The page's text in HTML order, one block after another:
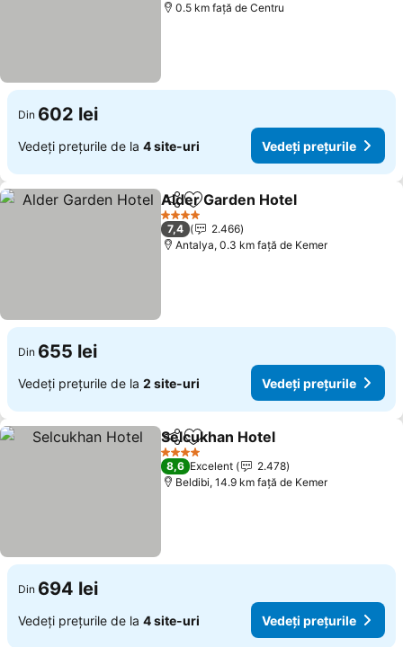
0.5 km faţă de Centru
Din 602 lei
Vedeți prețurile de la 4 site-uri Vedeți prețurile
DistribuițiAdăugaţi la favorite
Alder Garden Hotel
4 Stele
7,4
2.466
Antalya, 0.3 km faţă de Kemer
Din 655 lei
Vedeți prețurile de la 2 site-uri Vedeți prețurile
DistribuițiAdăugaţi la favorite
Selcukhan Hotel
4 Stele
8,6 Excelent
2.478
Beldibi, 14.9 km faţă de Kemer
Din 694 lei
Vedeți prețurile de la 4 site-uri Vedeți prețurile